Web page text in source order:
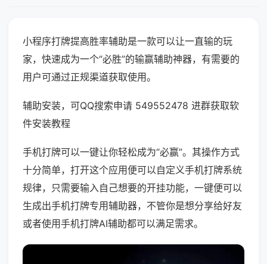
小程序打牌提高胜率辅助是一款可以让一直输的玩
家，快速成为一个“必胜”的输赢辅助神器，有需要的
用户可通过正规渠道获取使用。
辅助安装，可QQ搜索申请 549552478 进群获取软
件安装教程
手机打牌可以一键让你轻松成为“必赢”。其操作方式
十分简单，打开这个应用便可以自定义手机打牌系统
规律，只需要输入自己想要的开挂功能，一键便可以
生成出手机打牌专用辅助器，不管你是想分享给好友
或者使用手机打牌AI辅助都可以满足需求。